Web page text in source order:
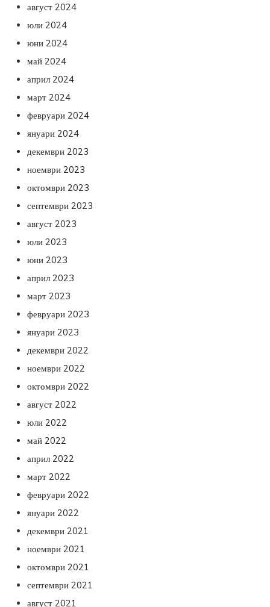
август 2024
юли 2024
юни 2024
май 2024
април 2024
март 2024
февруари 2024
януари 2024
декември 2023
ноември 2023
октомври 2023
септември 2023
август 2023
юли 2023
юни 2023
април 2023
март 2023
февруари 2023
януари 2023
декември 2022
ноември 2022
октомври 2022
август 2022
юли 2022
май 2022
април 2022
март 2022
февруари 2022
януари 2022
декември 2021
ноември 2021
октомври 2021
септември 2021
август 2021